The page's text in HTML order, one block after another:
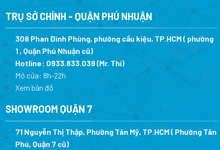
21.500.000 ₫.
TRỤ SỞ CHÍNH - QUẬN PHÚ NHUẬN
308 Phan Đình Phùng, phường cầu kiệu, TP.HCM ( phường
1 , Quận Phú Nhuận cũ)
Hotline: 0933.833.039(Mr. Thi)
Mở cửa: 8h-22h
Xem bản đồ
SHOWROOM QUẬN 7
71 Nguyễn Thị Thập, Phường Tân Mỹ, TP.HCM ( Phường Tân
Phú, Quận 7 cũ)